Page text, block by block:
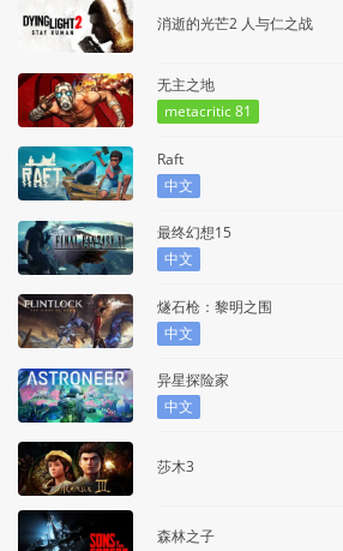
消逝的光芒2 人与仁之战
无主之地
metacritic 81
Raft
中文
最终幻想15
中文
燧石枪：黎明之围
中文
异星探险家
中文
莎木3
森林之子